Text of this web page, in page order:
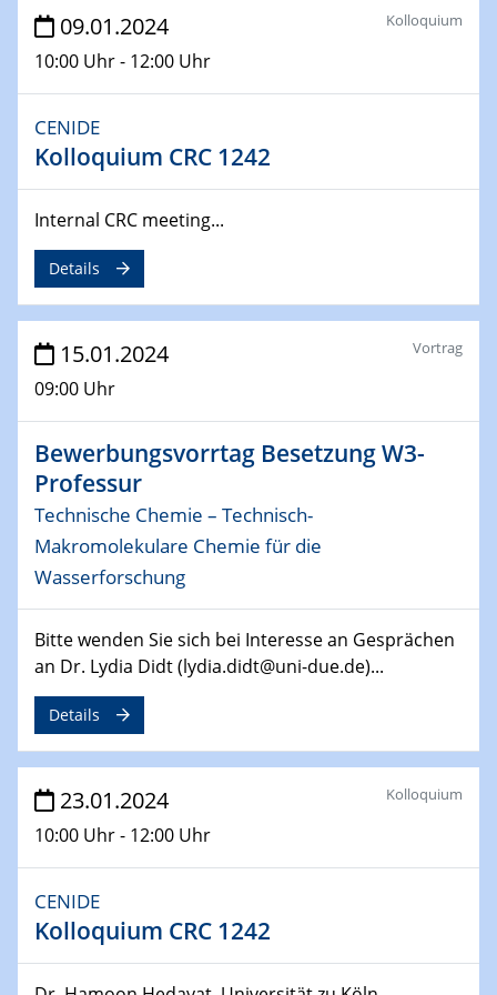
04.02.2024 - 05.02.2024
07.02.2024
Online-Veranstaltung „Verbundprojekte in
Horizont Europa: Ein Überblick“
13.02.2024
Electrocatalysis as a Major Enabling
Technology for Decarbonization
14.02.2024
grünem und erneuerbarem Wasserstoff.
Praxisfall, Projekt Duisburg
14.02.2024 - 16.02.2024
SFB 247
Jahrestreffen
Podcast-Workshop
Online-Kick-Off
06.03.2024
Dynamics of sessile drops in channel flow
ZBT
07.03.2024
Liquid Organic Hydrogen Carriers (LOHC)
ZBT
14.03.2024
Microscope Techniques in Materials
09.01.2024
10:00 Uhr - 12:00 Uhr
Kolloquium
CENIDE
Kolloquium CRC 1242
Internal CRC meeting...
Details
15.01.2024
09:00 Uhr
Vortrag
Bewerbungsvorrtag Besetzung W3-
Professur
Technische Chemie – Technisch-
Makromolekulare Chemie für die
Wasserforschung
Bitte wenden Sie sich bei Interesse an Gesprächen
an Dr. Lydia Didt (lydia.didt@uni-due.de)...
Details
23.01.2024
10:00 Uhr - 12:00 Uhr
Kolloquium
CENIDE
Kolloquium CRC 1242